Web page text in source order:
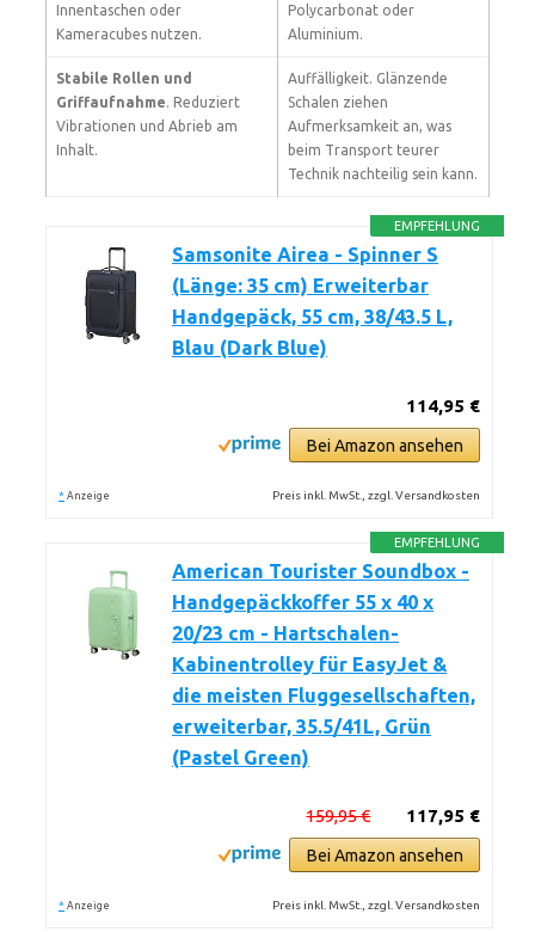
Innentaschen oder
Kameracubes nutzen.
Polycarbonat oder
Aluminium.
Stabile Rollen und
Griffaufnahme. Reduziert
Vibrationen und Abrieb am
Inhalt.
Auffälligkeit. Glänzende
Schalen ziehen
Aufmerksamkeit an, was
beim Transport teurer
Technik nachteilig sein kann.
EMPFEHLUNG
Samsonite Airea - Spinner S
(Länge: 35 cm) Erweiterbar
Handgepäck, 55 cm, 38/43.5 L,
Blau (Dark Blue)
114,95 €
Bei Amazon ansehen
* Anzeige Preis inkl. MwSt., zzgl. Versandkosten
EMPFEHLUNG
American Tourister Soundbox -
Handgepäckkoffer 55 x 40 x
20/23 cm - Hartschalen-
Kabinentrolley für EasyJet &
die meisten Fluggesellschaften,
erweiterbar, 35.5/41L, Grün
(Pastel Green)
117,95 €
159,95 €
Bei Amazon ansehen
* Anzeige Preis inkl. MwSt., zzgl. Versandkosten